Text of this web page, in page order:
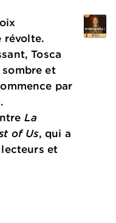
révolte.
Tosca
et
par
La
of Us, qui a
et